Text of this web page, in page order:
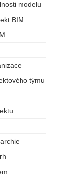
modelu
BIM
týmu